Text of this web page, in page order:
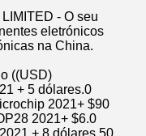
- O seu
eletrónicos
na China.
((USD)
+ 5 dólares.0
2021+ $90
2021+ $6.0
+ 8 dólares.50